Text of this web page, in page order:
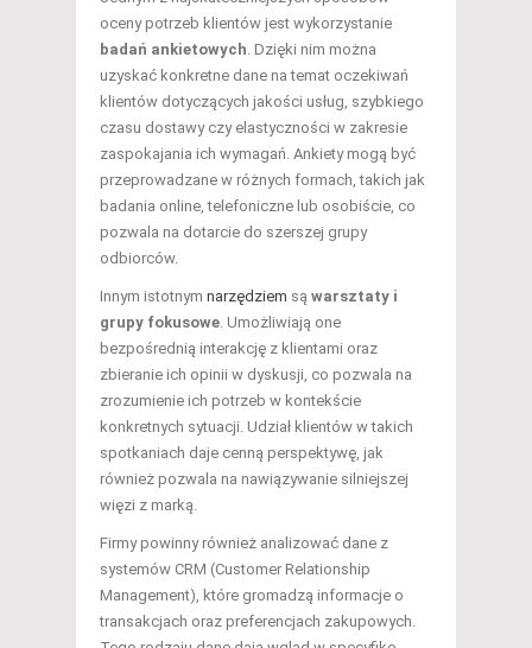
oceny potrzeb klientów jest wykorzystanie
badań ankietowych . Dzięki nim można
uzyskać konkretne dane na temat oczekiwań
klientów dotyczących jakości usług, szybkiego
czasu dostawy czy elastyczności w zakresie
zaspokajania ich wymagań. Ankiety mogą być
przeprowadzane w różnych formach, takich jak
badania online, telefoniczne lub osobiście, co
pozwala na dotarcie do szerszej grupy
odbiorców.
Innym istotnym narzędziem są warsztaty i
grupy fokusowe . Umożliwiają one
bezpośrednią interakcję z klientami oraz
zbieranie ich opinii w dyskusji, co pozwala na
zrozumienie ich potrzeb w kontekście
konkretnych sytuacji. Udział klientów w takich
spotkaniach daje cenną perspektywę, jak
również pozwala na nawiązywanie silniejszej
więzi z marką.
Firmy powinny również analizować dane z
systemów CRM (Customer Relationship
Management), które gromadzą informacje o
transakcjach oraz preferencjach zakupowych.